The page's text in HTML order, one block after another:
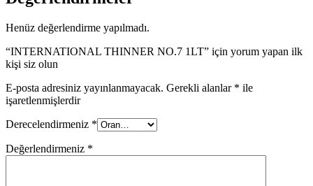
Henüz değerlendirme yapılmadı.
“INTERNATIONAL THINNER NO.7 1LT” için yorum yapan ilk
kişi siz olun
E-posta adresiniz yayınlanmayacak. Gerekli alanlar * ile
işaretlenmişlerdir
Derecelendirmeniz *
Değerlendirmeniz *